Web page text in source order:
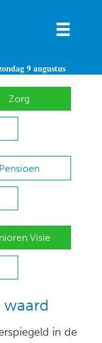
9 augustus
Zorg
Pensioen
Visie
waard
in de